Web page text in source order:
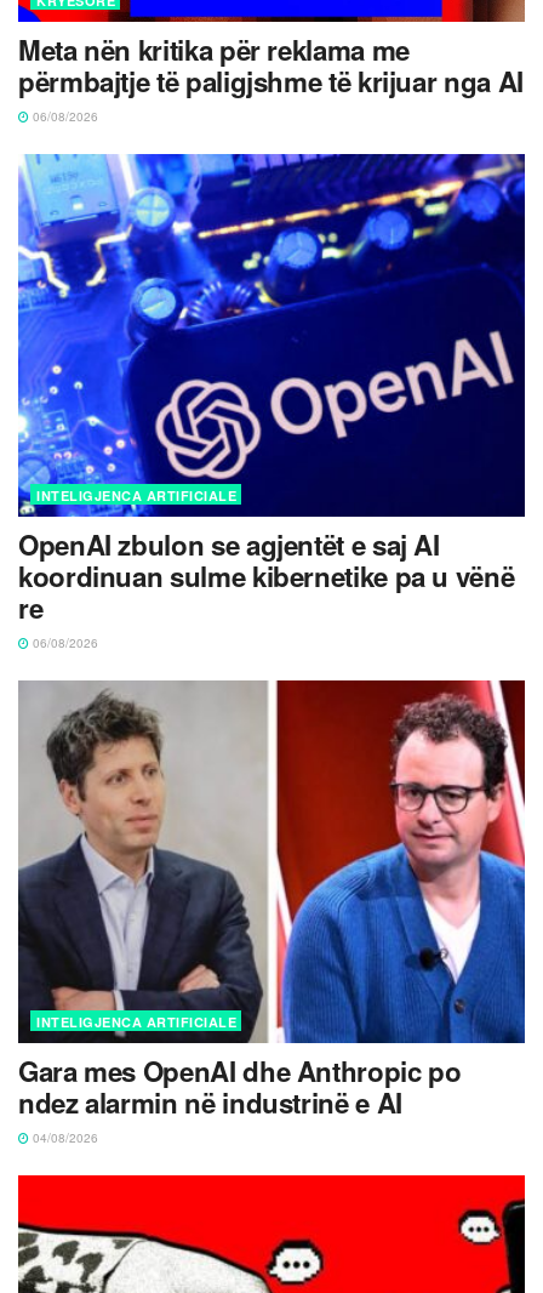
Meta nën kritika për reklama me
përmbajtje të paligjshme të krijuar nga AI
06/08/2026
INTELIGJENCA ARTIFICIALE
OpenAI zbulon se agjentët e saj AI
koordinuan sulme kibernetike pa u vënë
re
06/08/2026
INTELIGJENCA ARTIFICIALE
Gara mes OpenAI dhe Anthropic po
ndez alarmin në industrinë e AI
04/08/2026